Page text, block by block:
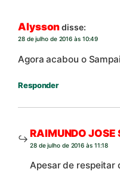
Alyssondisse:
28 de julho de 2016 às 10:49
Agora acabou o
Responder
RAIMUNDO JOSE
28 de julho de 2016 às 11:18
Apesar de respeitar